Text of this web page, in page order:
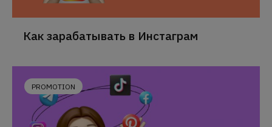
Как зарабатывать в Инстаграм
PROMOTION